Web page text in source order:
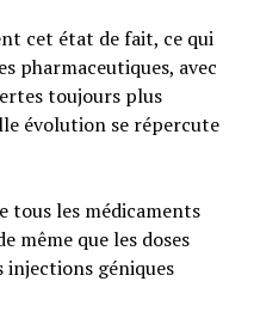
cet état de fait, ce qui
pharmaceutiques, avec
toujours plus
évolution se répercute
tous les médicaments
même que les doses
injections géniques